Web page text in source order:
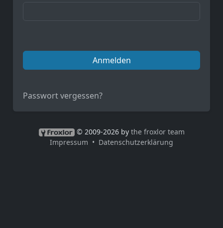
Anmelden
Passwort vergessen?
© 2009-2026 by the froxlor team
Impressum
Datenschutzerklärung